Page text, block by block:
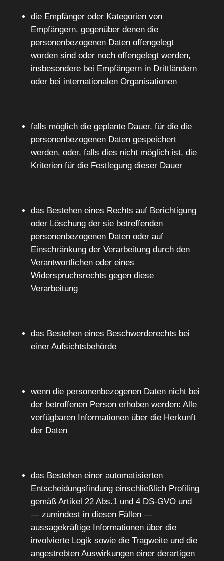
die Empfänger oder Kategorien von
Empfängern, gegenüber denen die
personenbezogenen Daten offengelegt
worden sind oder noch offengelegt werden,
insbesondere bei Empfängern in Drittländern
oder bei internationalen Organisationen
falls möglich die geplante Dauer, für die die
personenbezogenen Daten gespeichert
werden, oder, falls dies nicht möglich ist, die
Kriterien für die Festlegung dieser Dauer
das Bestehen eines Rechts auf Berichtigung
oder Löschung der sie betreffenden
personenbezogenen Daten oder auf
Einschränkung der Verarbeitung durch den
Verantwortlichen oder eines
Widerspruchsrechts gegen diese
Verarbeitung
das Bestehen eines Beschwerderechts bei
einer Aufsichtsbehörde
wenn die personenbezogenen Daten nicht bei
der betroffenen Person erhoben werden: Alle
verfügbaren Informationen über die Herkunft
der Daten
das Bestehen einer automatisierten
Entscheidungsfindung einschließlich Profiling
gemäß Artikel 22 Abs.1 und 4 DS-GVO und
— zumindest in diesen Fällen —
aussagekräftige Informationen über die
involvierte Logik sowie die Tragweite und die
angestrebten Auswirkungen einer derartigen